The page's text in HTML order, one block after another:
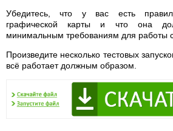
Убедитесь, что у вас есть
графической карты и что она
минимальным требованиям для работы
Произведите несколько тестовых
всё работает должным образом.